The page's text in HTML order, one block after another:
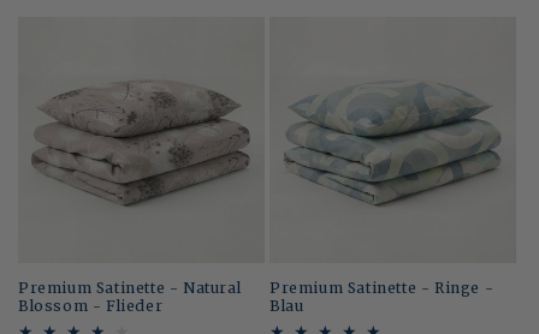
Premium Satinette - Natural
Blossom - Flieder
Premium Satinette - Ringe -
Blau